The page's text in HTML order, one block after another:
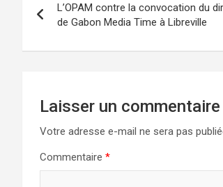
de
l’article
L’OPAM contre la convocation du
de Gabon Media Time à Libreville
Laisser un commentaire
Votre adresse e-mail ne sera pas
Commentaire *